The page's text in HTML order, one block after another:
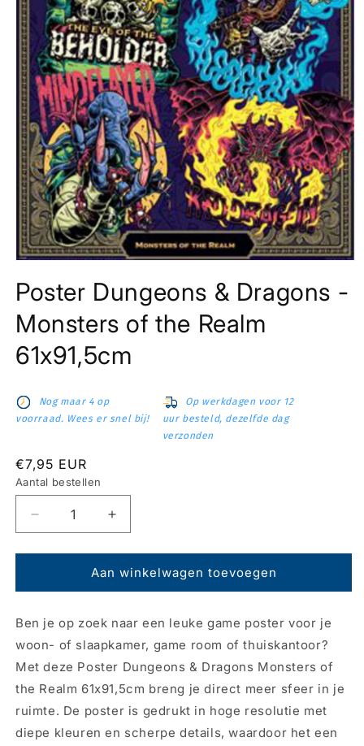
openen
in
modaal
Poster Dungeons & Dragons -
Monsters of the Realm
61x91,5cm
Nog maar 4 op
voorraad. Wees er snel bij!
Op werkdagen voor 12
uur besteld, dezelfde dag
verzonden
Normale
prijs
€7,95 EUR
Aantal bestellen
Aantal
verlagen
voor
Dungeons
Dragons
-
of
the
Realm
61x91,5cm
Aantal
verhogen
voor
Poster
Dungeons
Dragons
-
Monsters
of
the
Realm
61x91,5cm
Aan winkelwagen toevoegen
Ben je op zoek naar een leuke game poster voor je
woon- of slaapkamer, game room of thuiskantoor?
Met deze Poster Dungeons & Dragons Monsters of
the Realm 61x91,5cm breng je direct meer sfeer in je
ruimte. De poster is gedrukt in hoge resolutie met
diepe kleuren en scherpe details, waardoor het een